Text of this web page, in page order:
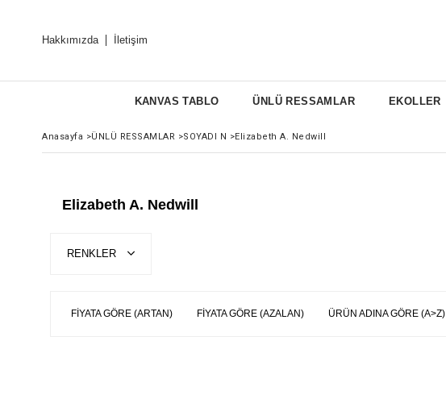
Hakkımızda İletişim
KANVAS TABLO ÜNLÜ RESSAMLAR EKOLLER
Anasayfa >ÜNLÜ RESSAMLAR >SOYADI N >Elizabeth A. Nedwill
Elizabeth A. Nedwill
RENKLER
FIYATA GÖRE (ARTAN) FIYATA GÖRE (AZALAN) ÜRÜN ADINA GÖRE (A>Z)